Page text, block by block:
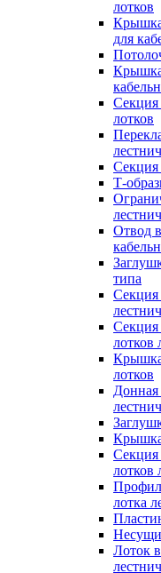
лотков
Крышка
для
Крышка
Секция
лотков
Секция
Т-
Отвод
типа
Секция
Секция
лотков
Крышка
лотков
Донная
Крышка
Секция
лотков
лотка
Лоток